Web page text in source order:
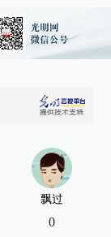
飘过
0